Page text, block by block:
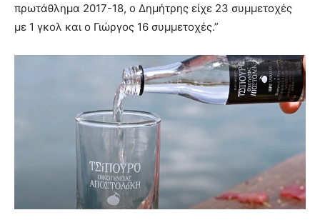
πρωτάθλημα 2017-18, ο Δημήτρης είχε 23 συμμετοχές
με 1 γκολ και ο Γιώργος 16 συμμετοχές.”